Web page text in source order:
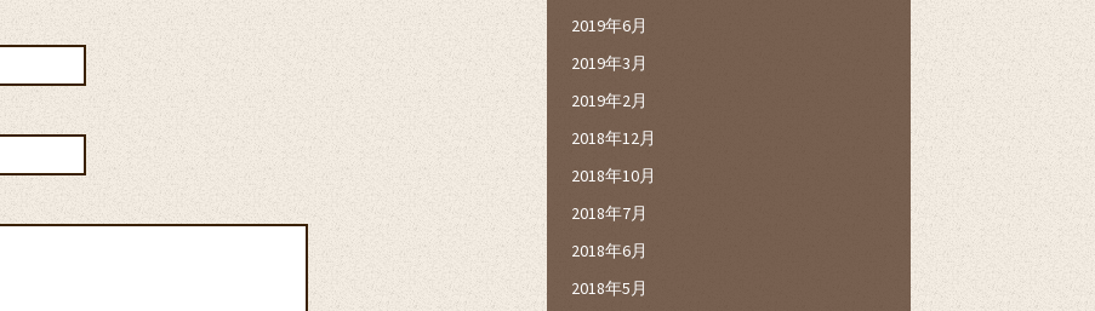
2019年6月
2019年3月
2019年2月
2018年12月
2018年10月
2018年7月
2018年6月
2018年5月